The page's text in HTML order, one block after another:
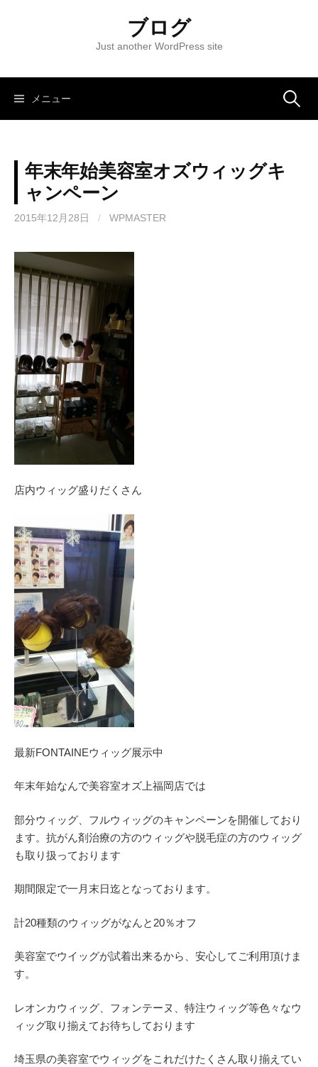
ツ
ブログ
Just another WordPress site
メニュー 検
年末年始美容室オズウィッグキ
ャンペーン
2015年12月28日 / WPMASTER
店内ウィッグ盛りだくさん
最新FONTAINEウィッグ展示中
年末年始なんで美容室オズ上福岡店では
部分ウィッグ、フルウィッグのキャンペーンを開催しており
ます。抗がん剤治療の方のウィッグや脱毛症の方のウィッグ
も取り扱っております
期間限定で一月末日迄となっております。
計20種類のウィッグがなんと20％オフ
美容室でウイッグが試着出来るから、安心してご利用頂けま
す。
レオンカウィッグ、フォンテーヌ、特注ウィッグ等色々なウ
ィッグ取り揃えてお待ちしております
埼玉県の美容室でウィッグをこれだけたくさん取り揃えてい